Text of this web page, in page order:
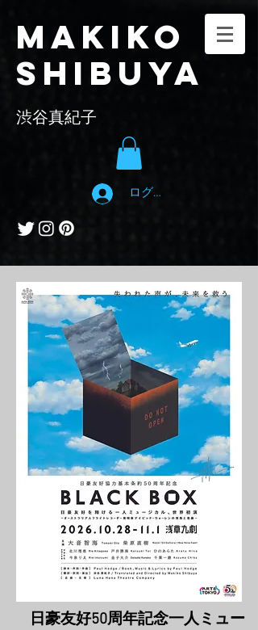
Makiko
Shibuya
​渋谷真紀子
ログイン
日豪友好50周年記念一人ミュー